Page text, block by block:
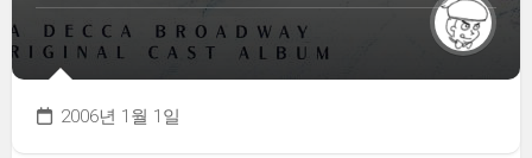
2006년 1월 1일